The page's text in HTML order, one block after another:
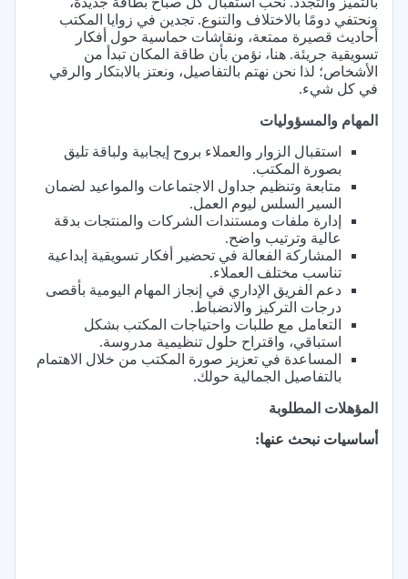
ونحتفي دومًا بالاختلاف والتنوع. تجدين في زوايا المكتب
أحاديث قصيرة ممتعة، ونقاشات حماسية حول أفكار
تسويقية جريئة. هنا، نؤمن بأن طاقة المكان تبدأ من
الأشخاص؛ لذا نحن نهتم بالتفاصيل، ونعتز بالابتكار والرقي
في كل شيء.
المهام والمسؤوليات
استقبال الزوار والعملاء بروح إيجابية ولباقة تليق
بصورة المكتب.
متابعة وتنظيم جداول الاجتماعات والمواعيد لضمان
السير السلس ليوم العمل.
إدارة ملفات ومستندات الشركات والمنتجات بدقة
عالية وترتيب واضح.
المشاركة الفعالة في تحضير أفكار تسويقية إبداعية
تناسب مختلف العملاء.
دعم الفريق الإداري في إنجاز المهام اليومية بأقصى
درجات التركيز والانضباط.
التعامل مع طلبات واحتياجات المكتب بشكل
استباقي، واقتراح حلول تنظيمية مدروسة.
المساعدة في تعزيز صورة المكتب من خلال الاهتمام
بالتفاصيل الجمالية حولك.
المؤهلات المطلوبة
أساسيات نبحث عنها: